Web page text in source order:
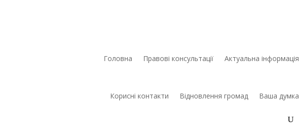
Головна Правові консультації Актуальна інформація
Корисні контакти Відновлення громад Ваша думка